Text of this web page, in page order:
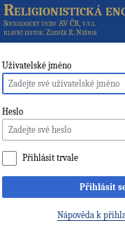
Religionistická
Sociologický ústav AV ČR, v.v.i.
hlavní editor: Zdeněk R. Nešpor
Uživatelské jméno
Heslo
Přihlásit trvale
Přihlásit
Nápověda k